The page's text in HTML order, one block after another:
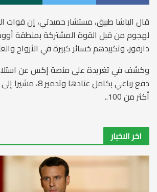
قال الباشا طبيق، مستشار حميدتي، إن قوات
لهجوم من قبل القوة المشتركة بمنطقة
دارفور، وتكبيدهم خسائر كبيرة في الأرواح
دفع رباعي بكامل
أكثر من 100..
اخر الاخبار